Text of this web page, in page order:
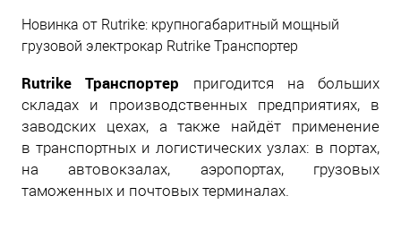
Новинка от Rutrike: крупногабаритный мощный
грузовой электрокар Rutrike Транспортер
Rutrike Транспортер
пригодится на больших
складах и производственных предприятиях, в
заводских цехах, а также найдёт применение
в транспортных и логистических узлах: в портах,
на автовокзалах, аэропортах, грузовых
таможенных и почтовых терминалах.